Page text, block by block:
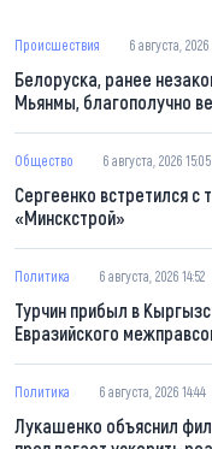
Происшествия 6 августа, 2026
Белоруска, ранее
Мьянмы, благополучно
Общество 6 августа, 2026 15:05
Сергеенко встретился
«Минскстрой»
Политика 6 августа, 2026 14:52
Турчин прибыл в
Евразийского
Политика 6 августа, 2026 14:44
Лукашенко объяснил